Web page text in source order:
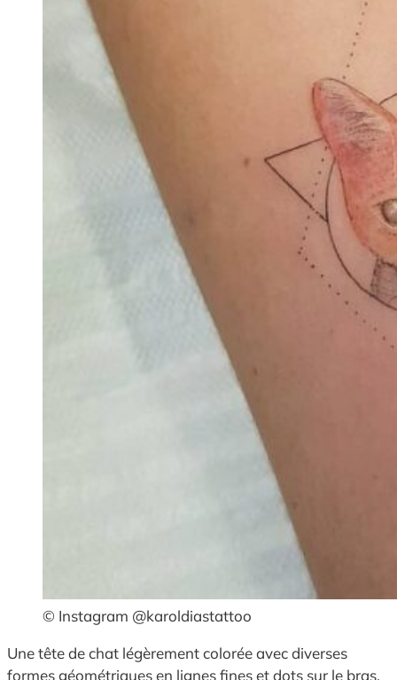
© Instagram @karoldiastattoo
Une tête de chat légèrement colorée avec diverses
formes géométriques en lignes fines et dots sur le bras.